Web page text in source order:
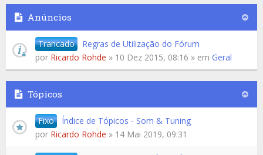
Anúncios
Trancado
Regras de Utilização do Fórum
por Ricardo Rohde » 10 Dez 2015, 08:16 » em Geral
Tópicos
Fixo
Índice de Tópicos - Som & Tuning
por Ricardo Rohde » 14 Mai 2019, 09:31